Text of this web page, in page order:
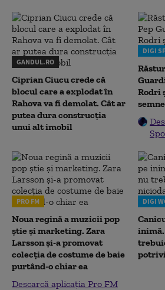
GANDUL.RO
Ciprian Ciucu crede că
blocul care a explodat în
Rahova va fi demolat. Cât ar
putea dura construcția
unui alt imobil
DIGI
Rodri
PRO FM
Noua regină a muzicii pop
știe și marketing. Zara
Larsson și-a promovat
colecția de costume de baie
purtând-o chiar ea
Descarcă aplicația Pro FM
DIGI
inimă.